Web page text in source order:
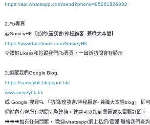
https://api.whatsapp.com/send?phone=85261526333
2.Fb專頁
@SurveyHK【訪問/座談會/神秘顧客- 兼職大本營】
https://www.facebook.com/SurveyHK
💡讚好Like👍和追蹤我們Fb專頁，一出新訪問會有顯示
3.追蹤我們Google Blog
https://surveyhk.blogspot.hk/
www.surveyhk.hk
或 Google 搜尋🔍 「訪問/座談會/神秘顧客- 兼職大本營blog」 即
網站內有齊所有訪問完整連結，建議可以加到書籤或以電郵訂閱。
➡➡➡如有任何問題， 歡迎whatsapp/網上私訊/電郵 聯絡我們查詢